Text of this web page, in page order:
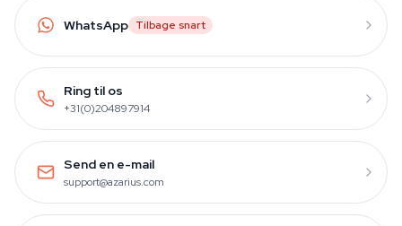
WhatsApp Tilbage snart
Ring til os
+31(0)204897914
Send en e-mail
support@azarius.com